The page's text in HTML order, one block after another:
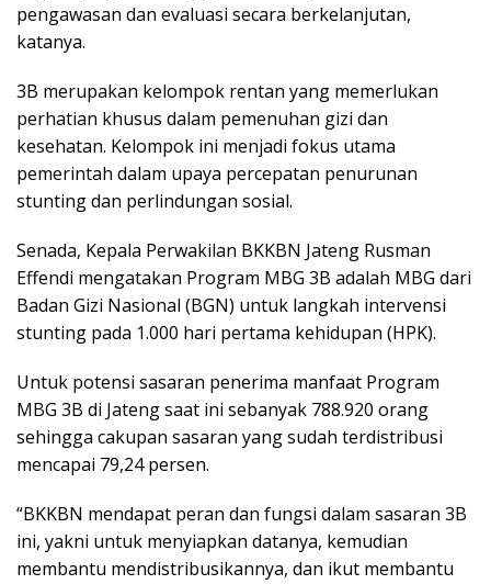
pengawasan dan evaluasi secara berkelanjutan,
katanya.
3B merupakan kelompok rentan yang memerlukan
perhatian khusus dalam pemenuhan gizi dan
kesehatan. Kelompok ini menjadi fokus utama
pemerintah dalam upaya percepatan penurunan
stunting dan perlindungan sosial.
Senada, Kepala Perwakilan BKKBN Jateng Rusman
Effendi mengatakan Program MBG 3B adalah MBG dari
Badan Gizi Nasional (BGN) untuk langkah intervensi
stunting pada 1.000 hari pertama kehidupan (HPK).
Untuk potensi sasaran penerima manfaat Program
MBG 3B di Jateng saat ini sebanyak 788.920 orang
sehingga cakupan sasaran yang sudah terdistribusi
mencapai 79,24 persen.
“BKKBN mendapat peran dan fungsi dalam sasaran 3B
ini, yakni untuk menyiapkan datanya, kemudian
membantu mendistribusikannya, dan ikut membantu